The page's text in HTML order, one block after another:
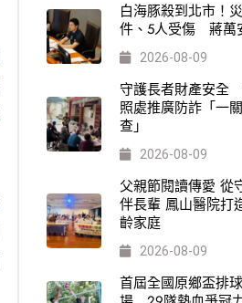
白海豚殺到北市！
件、5人受傷 蔣萬
2026-08-09
守護長者財產安全
照處推廣防詐「一
查」
2026-08-09
父親節閱讀傳愛 從
伴長輩 鳳山醫院打
齡家庭
2026-08-09
首屆全國原鄉盃排